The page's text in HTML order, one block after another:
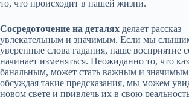
то, что происходит в нашей жизни.
Сосредоточение на деталях делает рассказ
увлекательным и значимым. Если мы
уверенные слова гадания, наше восприятие
начинает изменяться. Неожиданно то, что
банальным, может стать важным и
обсуждая такие предсказания, мы можем
новом свете и привлечь их в свою